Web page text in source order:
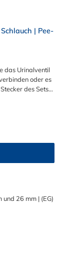
| Pee-
das Urinalventil
oder es
des Sets
sowie der
dicht.